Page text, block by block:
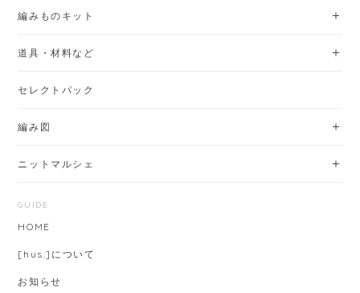
編みものキット
道具・材料など
セレクトパック
編み図
ニットマルシェ
GUIDE
HOME
[hus:]について
お知らせ